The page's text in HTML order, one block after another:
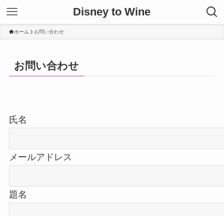
Disney to Wine
ホーム お問い合わせ
お問い合わせ
氏名
メールアドレス
題名